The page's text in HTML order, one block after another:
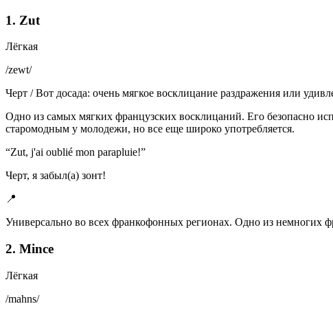
1. Zut
Лёгкая
/zewt/
Черт / Вот досада: очень мягкое восклицание раздражения или
Одно из самых мягких французских восклицаний. Его безопасно
старомодным у молодежи, но все еще широко употребляется.
“Zut, j'ai oublié mon parapluie!”
Черт, я забыл(а) зонт!
📍
Универсально во всех франкофонных регионах. Одно из немногих
2. Mince
Лёгкая
/mahns/